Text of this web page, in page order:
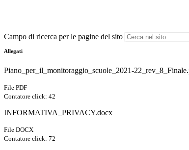
Campo di ricerca per le pagine del sito
Allegati
Piano_per_il_monitoraggio_scuole_2021-
File PDF
Contatore click: 42
INFORMATIVA_PRIVACY.docx
File DOCX
Contatore click: 72